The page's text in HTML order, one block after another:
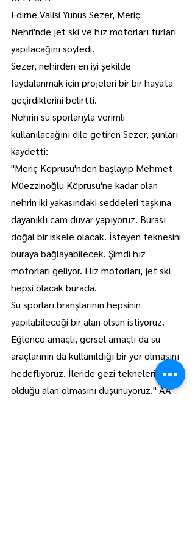
Edirne Valisi Yunus Sezer, Meriç
Nehri'nde jet ski ve hız motorları turları
yapılacağını söyledi.
Sezer, nehirden en iyi şekilde
faydalanmak için projeleri bir bir hayata
geçirdiklerini belirtti.
Nehrin su sporlarıyla verimli
kullanılacağını dile getiren Sezer, şunları
kaydetti:
"Meriç Köprüsü'nden başlayıp Mehmet
Müezzinoğlu Köprüsü'ne kadar olan
nehrin iki yakasındaki seddeleri taşkına
dayanıklı cam duvar yapıyoruz. Burası
doğal bir iskele olacak. İsteyen teknesini
buraya bağlayabilecek. Şimdi hız
motorları geliyor. Hız motorları, jet ski
hepsi olacak burada.
Su sporları branşlarının hepsinin
yapılabileceği bir alan olsun istiyoruz.
Eğlence amaçlı, görsel amaçlı da su
araçlarının da kullanıldığı bir yer olmasını
hedefliyoruz. İleride gezi teknelerinin
olduğu alan olmasını düşünüyoruz." AA